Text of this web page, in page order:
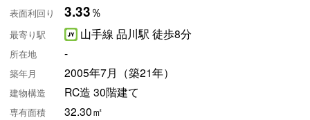
表面利回り 3.33％
最寄り駅 山手線 品川駅 徒歩8分
所在地 -
築年月 2005年7月（築21年）
建物構造 RC造 30階建て
専有面積 32.30㎡